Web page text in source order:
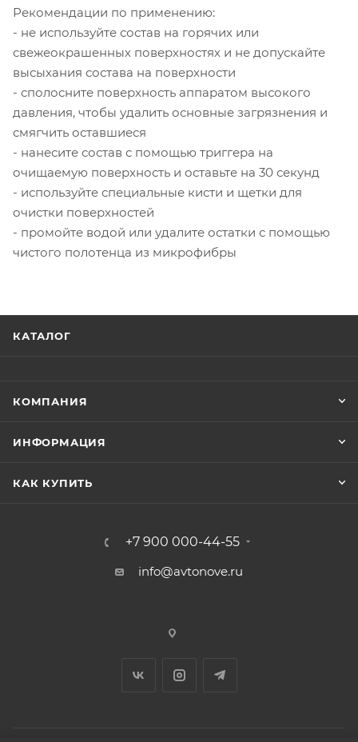
Рекомендации по применению:
- не используйте состав на горячих или
свежеокрашенных поверхностях и не допускайте
высыхания состава на поверхности
- сполосните поверхность аппаратом высокого
давления, чтобы удалить основные загрязнения и
смягчить оставшиеся
- нанесите состав с помощью триггера на
очищаемую поверхность и оставьте на 30 секунд
- используйте специальные кисти и щетки для
очистки поверхностей
- промойте водой или удалите остатки с помощью
чистого полотенца из микрофибры
КАТАЛОГ
КОМПАНИЯ
ИНФОРМАЦИЯ
КАК КУПИТЬ
+7 900 000-44-55
info@avtonove.ru